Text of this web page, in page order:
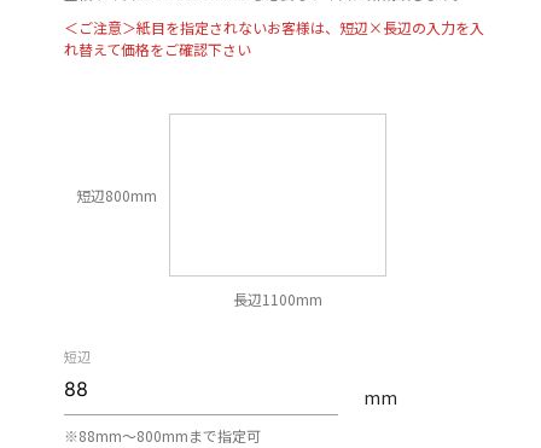
＜ご注意＞紙目を指定されないお客様は、短辺×長辺の入力を入
れ替えて価格をご確認下さい
短辺800mm
長辺1100mm
短辺
※88mm〜800mmまで指定可
mm